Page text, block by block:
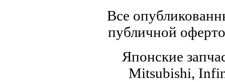
Все
публичной
Японские
Mitsubishi,